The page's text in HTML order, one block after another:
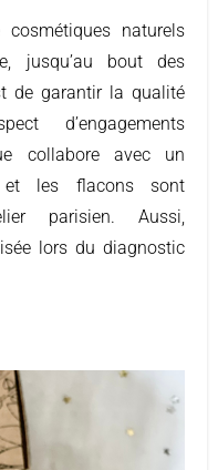
jusqu’au bout des
de garantir la qualité
d’engagements
collabore avec un
et les flacons sont
parisien. Aussi,
lors du diagnostic